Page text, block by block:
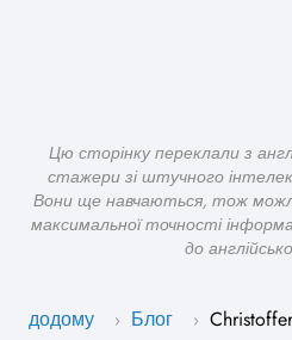
Цю сторінку переклали з
стажери зі штучного
Вони ще навчаються, тож
максимальної точності
до
додому › Блог ›